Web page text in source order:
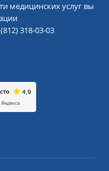
медицинских услуг вы
318-03-03